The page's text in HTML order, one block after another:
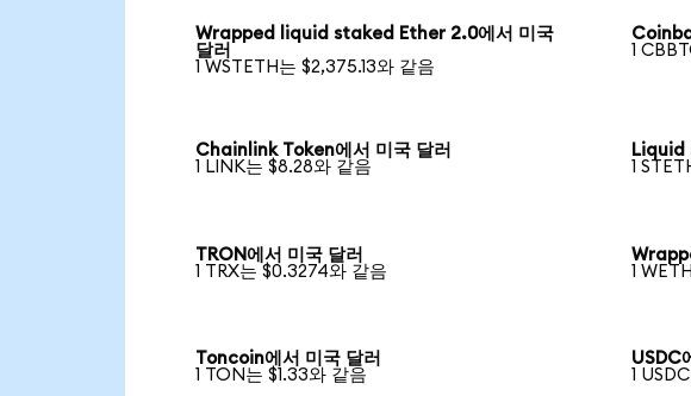
Wrapped liquid staked Ether 2.0에서 미국
달러
1 WSTETH는 $2,375.13와 같음
1
Chainlink Token에서 미국 달러
1 LINK는 $8.28와 같음
Liquid
1
TRON에서 미국 달러
1 TRX는 $0.3274와 같음
1
Toncoin에서 미국 달러
1 TON는 $1.33와 같음
USDC
1